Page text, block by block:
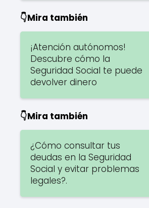
👇Mira también
¡Atención autónomos!
Descubre cómo la
Seguridad Social te puede
devolver dinero
👇Mira también
¿Cómo consultar tus
deudas en la Seguridad
Social y evitar problemas
legales?.